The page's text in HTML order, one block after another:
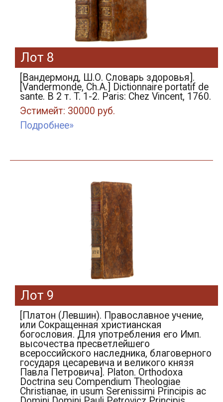
Лот 8
[Вандермонд, Ш.О. Словарь здоровья].
[Vandermonde, Ch.A.] Dictionnaire portatif de
sante. В 2 т. T. 1-2. Paris: Chez Vincent, 1760.
Эстимейт: 30000 руб.
Подробнее»
Лот 9
[Платон (Левшин). Православное учение,
или Сокращенная христианская
богословия. Для употребления его Имп.
высочества пресветлейшего
всероссийского наследника, благоверного
государя цесаревича и великого князя
Павла Петровича]. Platon. Orthodoxa
Doctrina seu Compendium Theologiae
Christianae, in usum Serenissimi Principis ac